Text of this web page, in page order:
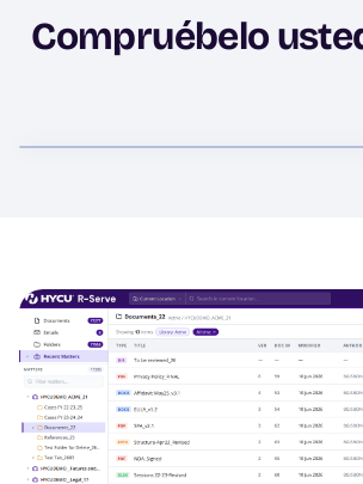
Compruébelo
Image